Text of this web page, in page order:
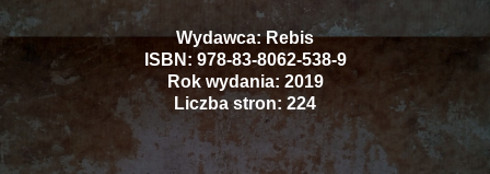
Wydawca: Rebis
ISBN: 978-83-8062-538-9
Rok wydania: 2019
Liczba stron: 224